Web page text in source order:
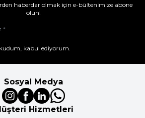
haberdar olmak için e-bültenimize abone
olun!
kabul ediyorum.
Sosyal Medya
Hizmetleri